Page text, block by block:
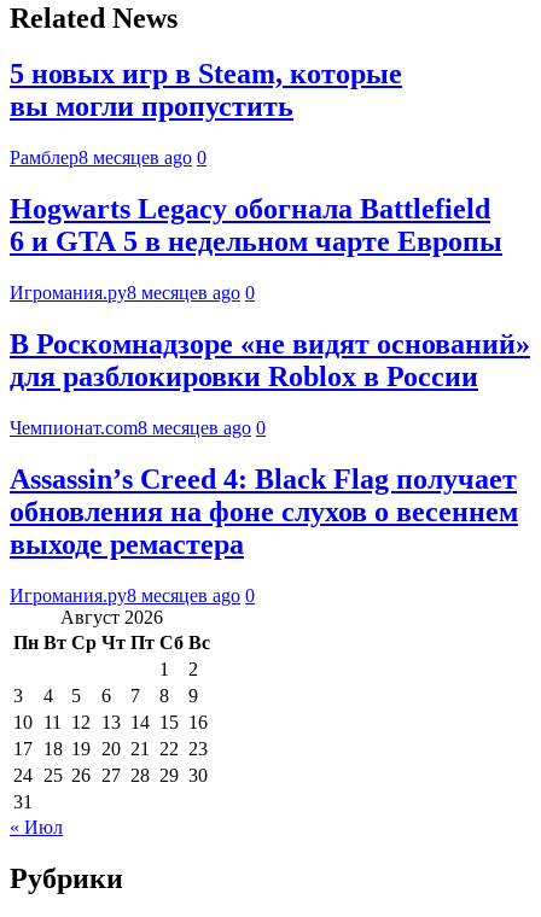
Related News
5 новых игр в Steam, которые
вы могли пропустить
Рамблер8 месяцев ago 0
Hogwarts Legacy обогнала Battlefield
6 и GTA 5 в недельном чарте Европы
Игромания.ру8 месяцев ago 0
В Роскомнадзоре «не видят оснований»
для разблокировки Roblox в России
Чемпионат.com8 месяцев ago 0
Assassinʼs Creed 4: Black Flag получает
обновления на фоне слухов о весеннем
выходе ремастера
Игромания.ру8 месяцев ago 0
Август 2026
Пн Вт Ср Чт Пт Сб Вс
1
2
3
4 5 6 7 8
9
10 11 12 13 14 15 16
17 18 19 20 21 22 23
24 25 26 27 28 29 30
31
« Июл
Рубрики